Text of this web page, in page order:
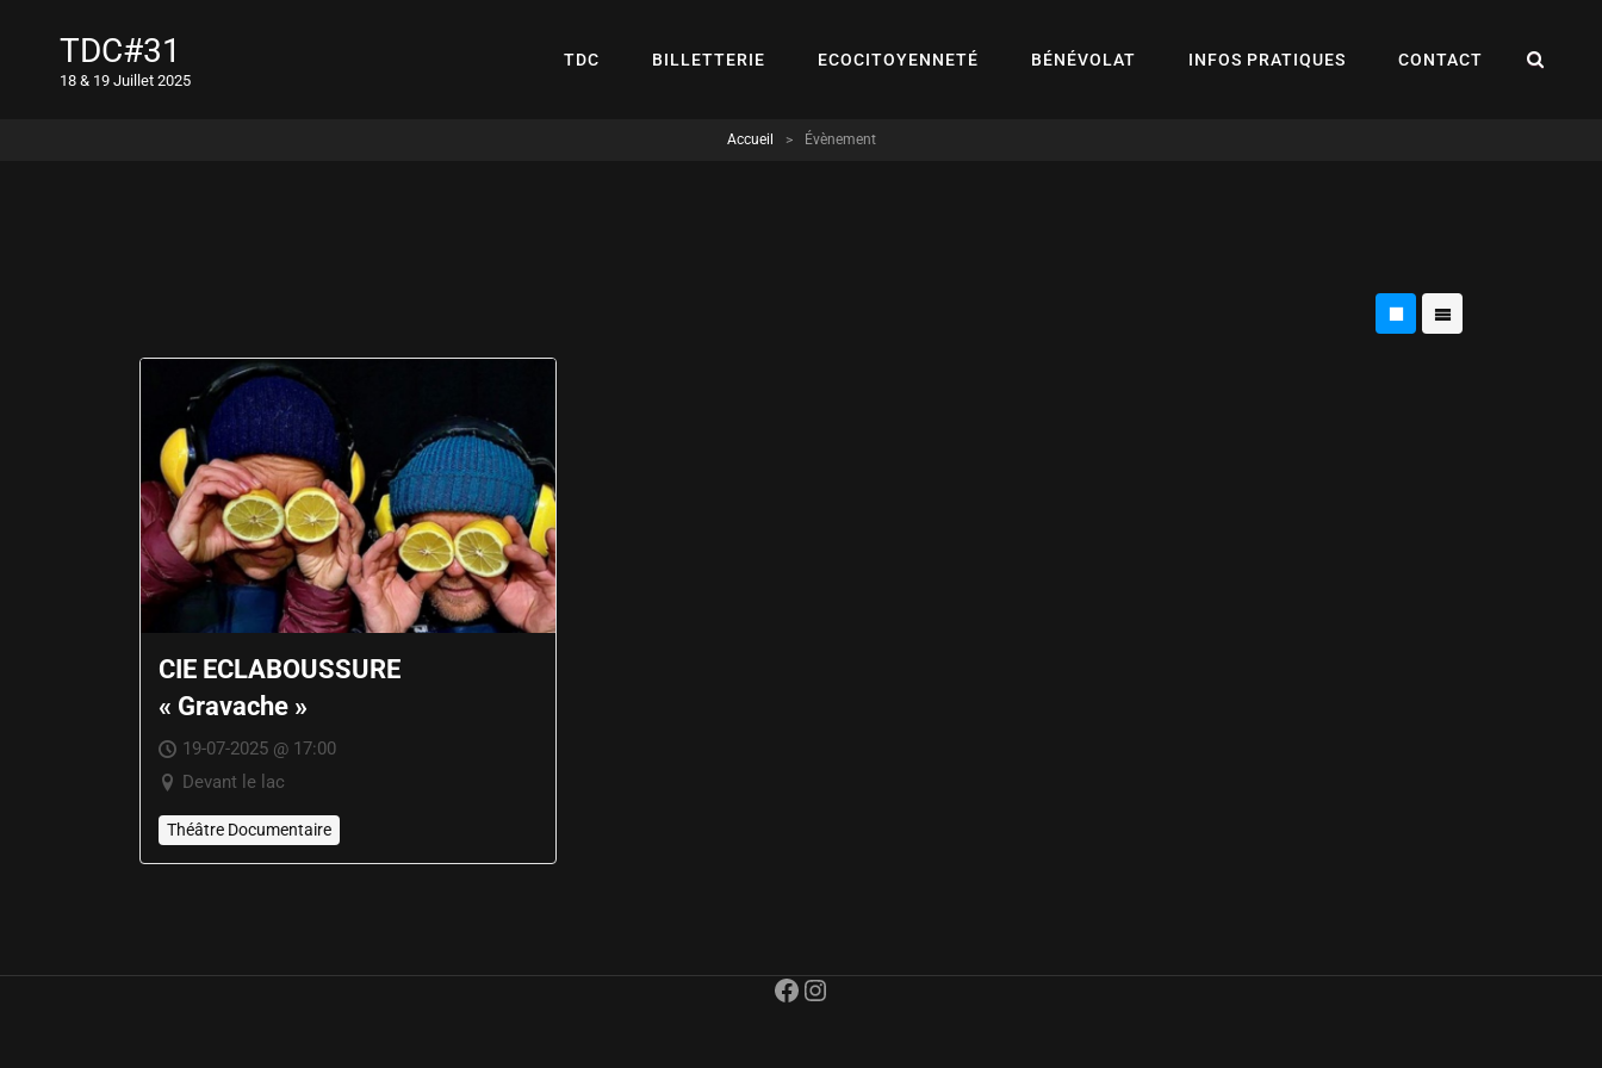
TDC#31
18 & 19 Juillet 2025
TDC BILLETTERIE ECOCITOYENNETÉ BÉNÉVOLAT INFOS PRATIQUES CONTACT
Accueil > Évènement
CIE ECLABOUSSURE
« Gravache »
19-07-2025 @ 17:00
Devant le lac
Théâtre Documentaire
Facebook
Instagram